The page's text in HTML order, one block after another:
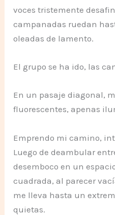
voces tristemente
campanadas ruedan
oleadas de lamento.
El grupo se ha ido, las
En un pasaje diagonal,
fluorescentes, apenas
Emprendo mi camino,
Luego de deambular
desemboco en un
cuadrada, al parecer
me lleva hasta un
quietas.